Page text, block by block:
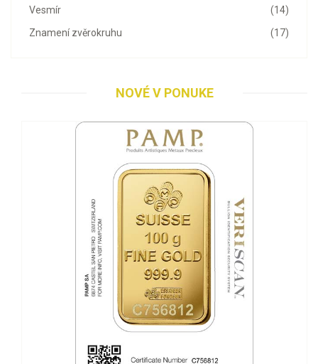
(14)
Vesmír
(17)
Znamení zvěrokruhu
NOVÉ V PONUKE